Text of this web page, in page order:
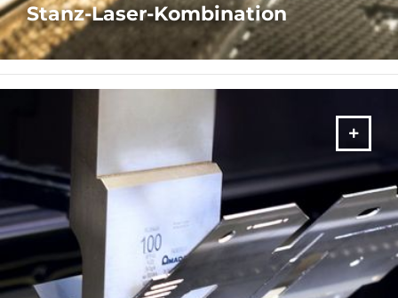
Stanz-Laser-Kombination
SEE THE AVAILABLE BROCHURES